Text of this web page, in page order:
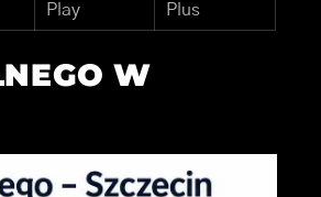
Play Plus
W